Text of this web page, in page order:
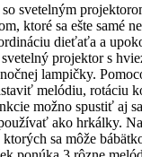
svetelným
ktoré sa ešte samé
dieťaťa a
projektor s
lampičky.
melódiu, rotáciu
možno spustiť aj
ako hrkálky.
ktorých sa môže